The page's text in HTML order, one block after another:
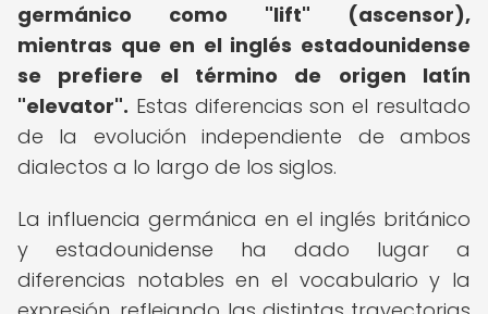
germánico como "lift" (ascensor),
mientras que en el inglés estadounidense
se prefiere el término de origen latín
"elevator". Estas diferencias son el resultado
de la evolución independiente de ambos
dialectos a lo largo de los siglos.
La influencia germánica en el inglés británico
y estadounidense ha dado lugar a
diferencias notables en el vocabulario y la